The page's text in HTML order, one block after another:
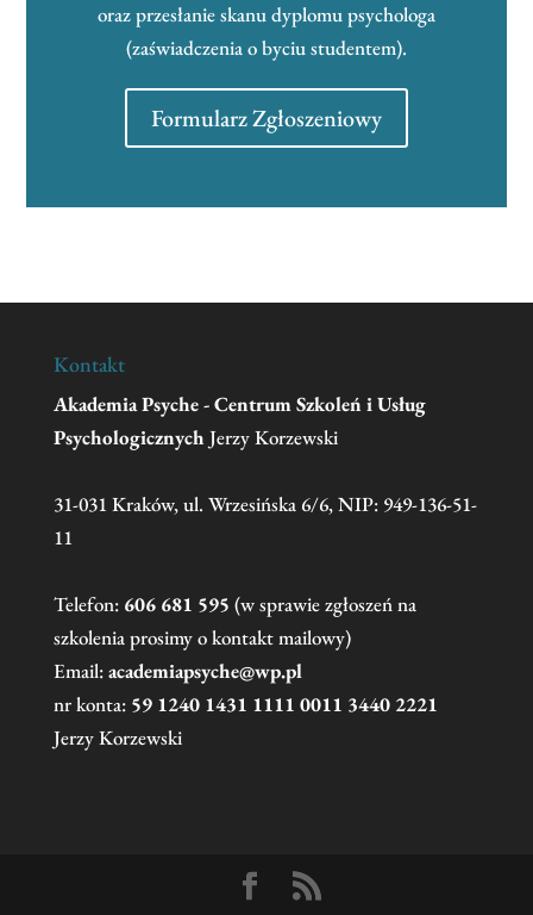
oraz przesłanie skanu dyplomu psychologa
(zaświadczenia o byciu studentem).
Formularz Zgłoszeniowy
Kontakt
Akademia Psyche - Centrum Szkoleń i Usług
Psychologicznych Jerzy Korzewski
31-031 Kraków, ul. Wrzesińska 6/6, NIP: 949-136-51-
11
Telefon: 606 681 595 (w sprawie zgłoszeń na
szkolenia prosimy o kontakt mailowy)
Email:academiapsyche@wp.pl
nr konta: 59 1240 1431 1111 0011 3440 2221
Jerzy Korzewski